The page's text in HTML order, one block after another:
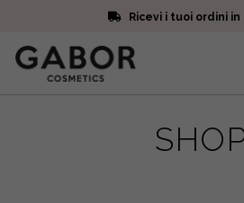
Ricevi i tuoi ordini in
Iscriviti alla Newsletter. 15% di
Ricevi i tuoi ordini